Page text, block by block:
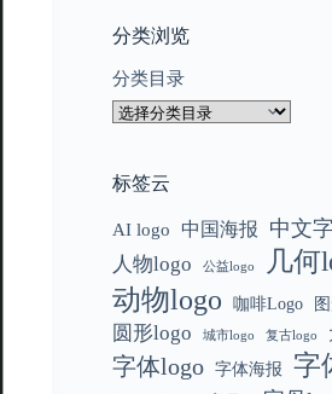
分类浏览
分类目录
标签云
AI logo 中国海报 中文
人物logo 公益logo
几何
动物logo
咖啡Logo
圆形logo 城市logo 复古logo
字体logo 字体海报 字